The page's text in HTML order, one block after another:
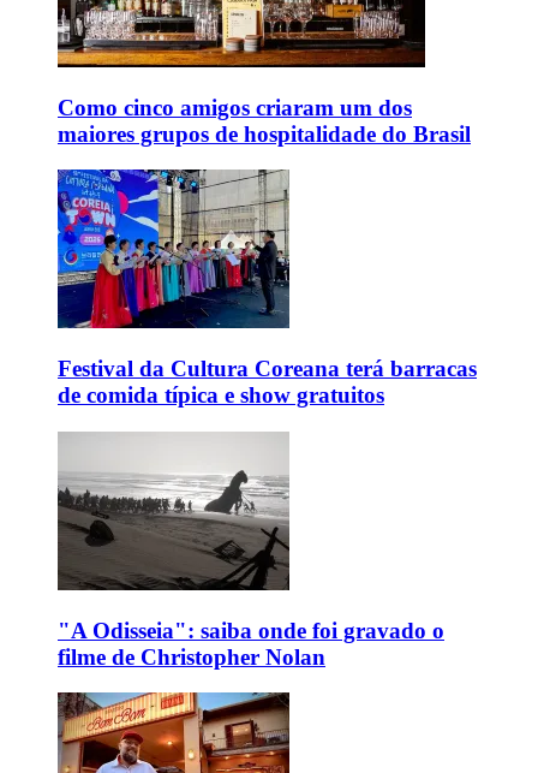
Como cinco amigos criaram um dos
maiores grupos de hospitalidade do Brasil
Festival da Cultura Coreana terá barracas
de comida típica e show gratuitos
"A Odisseia": saiba onde foi gravado o
filme de Christopher Nolan